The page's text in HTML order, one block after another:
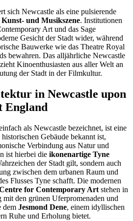
sich Newcastle als eine pulsierende
Kunst- und Musikszene. Institutionen
Art und das Sage
Gesicht der Stadt wider, während
Bauwerke wie das Theatre Royal
bewahren. Das alljährliche Newcastle
Kinoenthusiasten aus aller Welt an
der Stadt in der Filmkultur.
in Newcastle upon
England
als Newcastle bezeichnet, ist eine
Gebäude bekannt ist,
Verbindung aus Natur und
ist hierbei die ikonenartige Tyne
der Stadt gilt, sondern auch
zwischen dem urbanen Raum und
Flusses Tyne schafft. Die modernen
for Contemporary Art stehen in
den grünen Uferpromenaden und
dem Jesmond Dene, einem idyllischen
Ruhe und Erholung bietet.